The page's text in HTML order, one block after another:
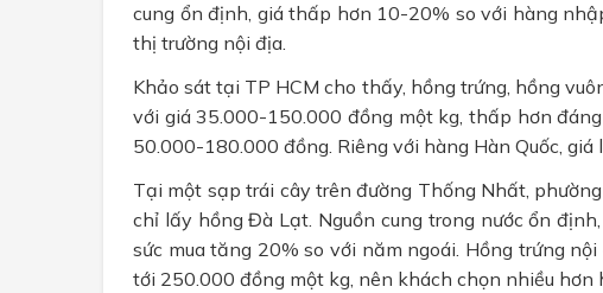
cung ổn định, giá thấp hơn 10-20% so với hàng
thị trường nội địa.
Khảo sát tại TP HCM cho thấy, hồng trứng, hồng
với giá 35.000-150.000 đồng một kg, thấp hơn
50.000-180.000 đồng. Riêng với hàng Hàn Quốc,
Tại một sạp trái cây trên đường Thống Nhất,
chỉ lấy hồng Đà Lạt. Nguồn cung trong nước ổn
sức mua tăng 20% so với năm ngoái. Hồng trứng
tới 250.000 đồng một kg, nên khách chọn nhiều hơn